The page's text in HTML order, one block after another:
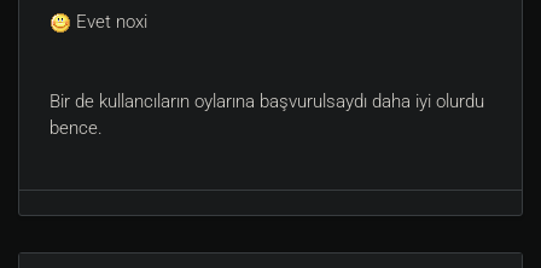
Evet noxi
Bir de kullancıların oylarına başvurulsaydı daha iyi olurdu
bence.